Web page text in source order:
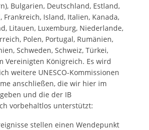
Bulgarien, Deutschland, Estland,
Frankreich, Island, Italien, Kanada,
Litauen, Luxemburg, Niederlande,
Polen, Portugal, Rumänien,
Schweden, Schweiz, Türkei,
Vereinigten Königreich. Es wird
weitere UNESCO-Kommissionen
anschließen, die wir hier im
und die der IB
vorbehaltlos unterstützt:
stellen einen Wendepunkt